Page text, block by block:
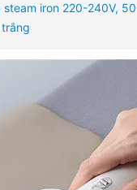
steam iron 220-240V,